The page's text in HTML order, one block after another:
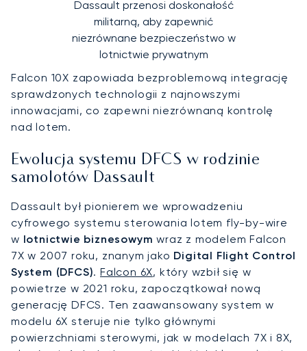
Dassault przenosi doskonałość
militarną, aby zapewnić
niezrównane bezpieczeństwo w
lotnictwie prywatnym
Falcon 10X zapowiada bezproblemową integrację
sprawdzonych technologii z najnowszymi
innowacjami, co zapewni niezrównaną kontrolę
nad lotem.
Ewolucja systemu DFCS w rodzinie
samolotów Dassault
Dassault był pionierem we wprowadzeniu
cyfrowego systemu sterowania lotem fly-by-wire
w lotnictwie biznesowym wraz z modelem Falcon
7X w 2007 roku, znanym jako Digital Flight Control
System (DFCS).Falcon 6X, który wzbił się w
powietrze w 2021 roku, zapoczątkował nową
generację DFCS. Ten zaawansowany system w
modelu 6X steruje nie tylko głównymi
powierzchniami sterowymi, jak w modelach 7X i 8X,